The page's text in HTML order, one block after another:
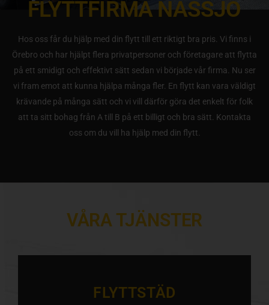
FLYTTFIRMA NÄSSJÖ
Hos oss får du hjälp med din flytt till ett riktigt bra pris. Vi finns i
Örebro och har hjälpt flera privatpersoner och företagare att flytta
på ett smidigt och effektivt sätt sedan vi började vår firma. Nu ser
vi fram emot att kunna hjälpa många fler. En flytt kan vara väldigt
krävande på många sätt och vi vill därför göra det enkelt för folk
att ta sitt bohag från A till B på ett billigt och bra sätt. Kontakta
oss om du vill ha hjälp med din flytt.
VÅRA TJÄNSTER
FLYTTSTÄD